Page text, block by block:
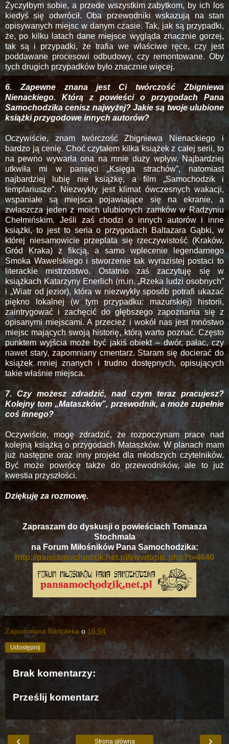
Życzyłbym sobie, a przede wszystkim zabytkom, by ich los
kiedyś się odwrócił. Oba przewodniki wskazują na stan
opisywanych miejsc w danym czasie. Tak, jak są przypadki,
że, po kilku latach dane miejsce wygląda znacznie gorzej,
tak są i przypadki, że trafia we właściwe ręce, czy jest
poddawane procesowi odbudowy, czy remontowane. Oby
tych drugich przypadków było znacznie więcej.
6. Zapewne znana jest Ci twórczość Zbigniewa
Nienackiego. Którą z powieści o przygodach Pana
Samochodzika cenisz najwyżej? Jakie są twoje ulubione
książki przygodowe innych autorów?
Oczywiście, znam twórczość Zbigniewa Nienackiego i
bardzo ją cenię. Choć czytałem kilka książek z całej serii, to
na pewno wywarła ona na mnie duży wpływ. Najbardziej
utkwiła mi w pamięci „Księga strachów”, natomiast
najbardziej lubię nie książkę, a film „Samochodzik i
templariusze”. Niezwykły jest klimat ówczesnych wakacji,
wspaniałe są miejsca pojawiające się na ekranie, a
zwłaszcza jeden z moich ulubionych zamków w Radzyniu
Chełmińskim. Jeśli zaś chodzi o innych autorów i inne
książki, to jest to seria o przygodach Baltazara Gąbki, w
której niesamowicie przeplata się rzeczywistość (Kraków,
Gród Kraka) z fikcją, a samo wplecenie legendarnego
Smoka Wawelskiego i stworzenie tak wyrazistej postaci to
literackie mistrzostwo. Ostatnio zaś zaczytuję się w
książkach Katarzyny Enerlich (m.in. „Rzeka ludzi osobnych”
i „Wiatr od jezior), która w niezwykły sposób potrafi ukazać
piękno lokalnej (w tym przypadku: mazurskiej) historii,
zaintrygować i zachęcić do głębszego zapoznania się z
opisanymi miejscami. A przecież i wokół nas jest mnóstwo
miejsc mających swoją historię, którą warto poznać. Często
punktem wyjścia może być jakiś obiekt – dwór, pałac, czy
nawet stary, zapomniany cmentarz. Staram się docierać do
książek mniej znanych i trudno dostępnych, opisujących
takie właśnie miejsca.
7. Czy możesz zdradzić, nad czym teraz pracujesz?
Kolejny tom „Mataszków”, przewodnik, a może zupełnie
coś innego?
Oczywiście, mogę zdradzić, że rozpoczynam prace nad
kolejną książką o przygodach Mataszków. W planach mam
już następne oraz inny projekt dla młodszych czytelników.
Być może powrócę także do przewodników, ale to już
kwestia przyszłości.
Dziękuję za rozmowę.
Zapraszam do dyskusji o powieściach Tomasza
Stochmala
na Forum Miłośników Pana Samochodzika:
http://pansamochodzik.net.pl/viewtopic.php?t=4640
Zapomniana Biblioteka o 16:54
Udostępnij
Brak komentarzy:
Prześlij komentarz
‹ ›
Strona główna